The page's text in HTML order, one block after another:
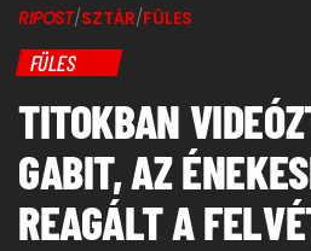
RIPOST/SZTÁR/FÜLES
FÜLES
TITOKBAN
GABIT, AZ
REAGÁLT A